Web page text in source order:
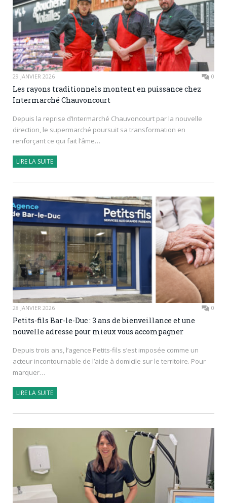
29 JANVIER 2026 0
Les rayons traditionnels montent en puissance chez
Intermarché Chauvoncourt
Depuis la reprise d’Intermarché Chauvoncourt par la nouvelle
direction, le supermarché poursuit sa transformation en
renforçant ce qui fait l’âme…
LIRE LA SUITE
28 JANVIER 2026 0
Petits-fils Bar-le-Duc : 3 ans de bienveillance et une
nouvelle adresse pour mieux vous accompagner
Depuis trois ans, l’agence Petits-fils s’est imposée comme un
acteur incontournable de l’aide à domicile sur le territoire. Pour
marquer…
LIRE LA SUITE